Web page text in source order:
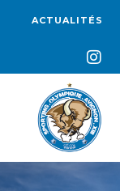
ACTUALITÉS